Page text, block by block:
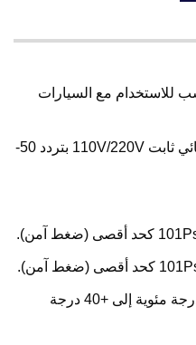
للاستخدام مع السيارات
يعمل بجهد كهربائي ثابت 110V/220V بتردد 50-
من +5 درجة مئوية إلى +40 درجة